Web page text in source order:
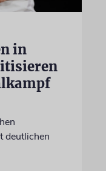
in
deutlichen